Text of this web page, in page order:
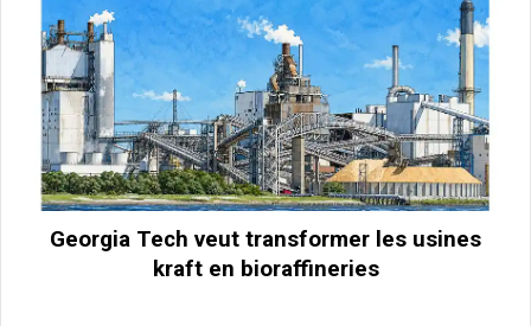
Georgia Tech veut transformer les usines
kraft en bioraffineries